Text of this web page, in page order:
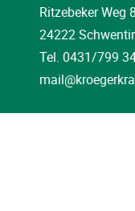
Ritzebeker Weg
24222
Tel. 0431/799